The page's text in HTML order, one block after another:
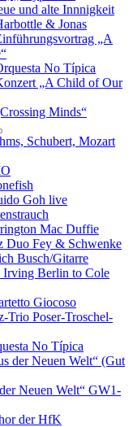
und alte Innnigkeit
& Jonas
„A
No Típica
„A Child of Our
Minds“
Schubert, Mozart
Goh live
Mac Duffie
Duo Fey & Schwenke
Busch/Gitarre
Irving Berlin to Cole
Giocoso
Trio Poser-Troschel-
No Típica
der Neuen Welt“ (Gut
Neuen Welt“ GW1-
der HfK